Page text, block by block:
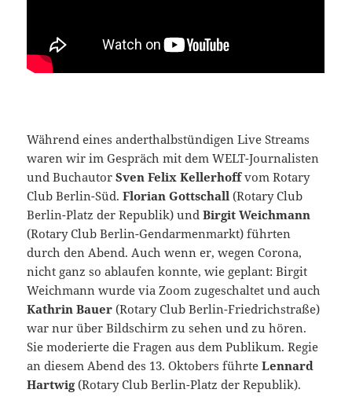
Während eines anderthalbstündigen Live Streams
waren wir im Gespräch mit dem WELT-Journalisten
und BuchautorSven Felix Kellerhoffvom Rotary
Club Berlin-Süd.Florian Gottschall (Rotary Club
Berlin-Platz der Republik) undBirgit Weichmann
(Rotary Club Berlin-Gendarmenmarkt) führten
durch den Abend. Auch wenn er, wegen Corona,
nicht ganz so ablaufen konnte, wie geplant: Birgit
Weichmann wurde via Zoom zugeschaltet und auch
Kathrin Bauer (Rotary Club Berlin-Friedrichstraße)
war nur über Bildschirm zu sehen und zu hören.
Sie moderierte die Fragen aus dem Publikum. Regie
an diesem Abend des 13. Oktobers führteLennard
Hartwig(Rotary Club Berlin-Platz der Republik).